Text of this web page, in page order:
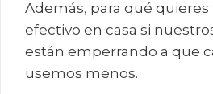
Además, para qué
efectivo en casa si
están emperrando a que
usemos menos.